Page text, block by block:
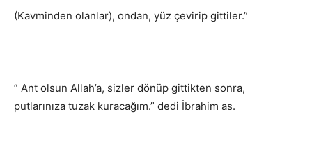
(Kavminden olanlar), ondan, yüz çevirip gittiler.”
” Ant olsun Allah’a, sizler dönüp gittikten sonra,
putlarınıza tuzak kuracağım.” dedi İbrahim as.